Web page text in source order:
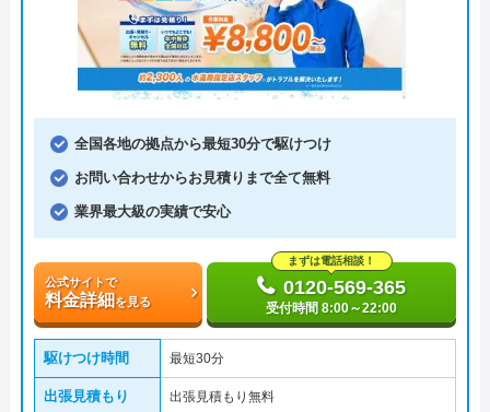
全国各地の拠点から最短30分で駆けつけ
お問い合わせからお見積りまで全て無料
業界最大級の実績で安心
公式サイトで
料金詳細を見る
まずは電話相談！
0120-569-365
受付時間 8:00～22:00
駆けつけ時間 最短30分
出張見積もり 出張見積もり無料